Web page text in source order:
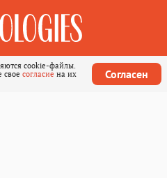
cookie-файлы.
свое согласие на их
Согласен